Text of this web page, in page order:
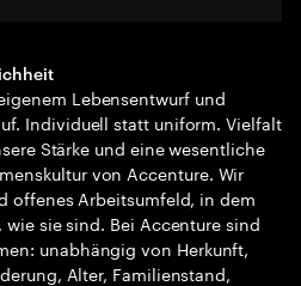
Lebensentwurf und
Individuell statt uniform. Vielfalt
Stärke und eine wesentliche
von Accenture. Wir
offenes Arbeitsumfeld, in dem
sie sind. Bei Accenture sind
unabhängig von Herkunft,
Alter, Familienstand,